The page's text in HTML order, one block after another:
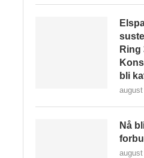
Ring
bli
Nå